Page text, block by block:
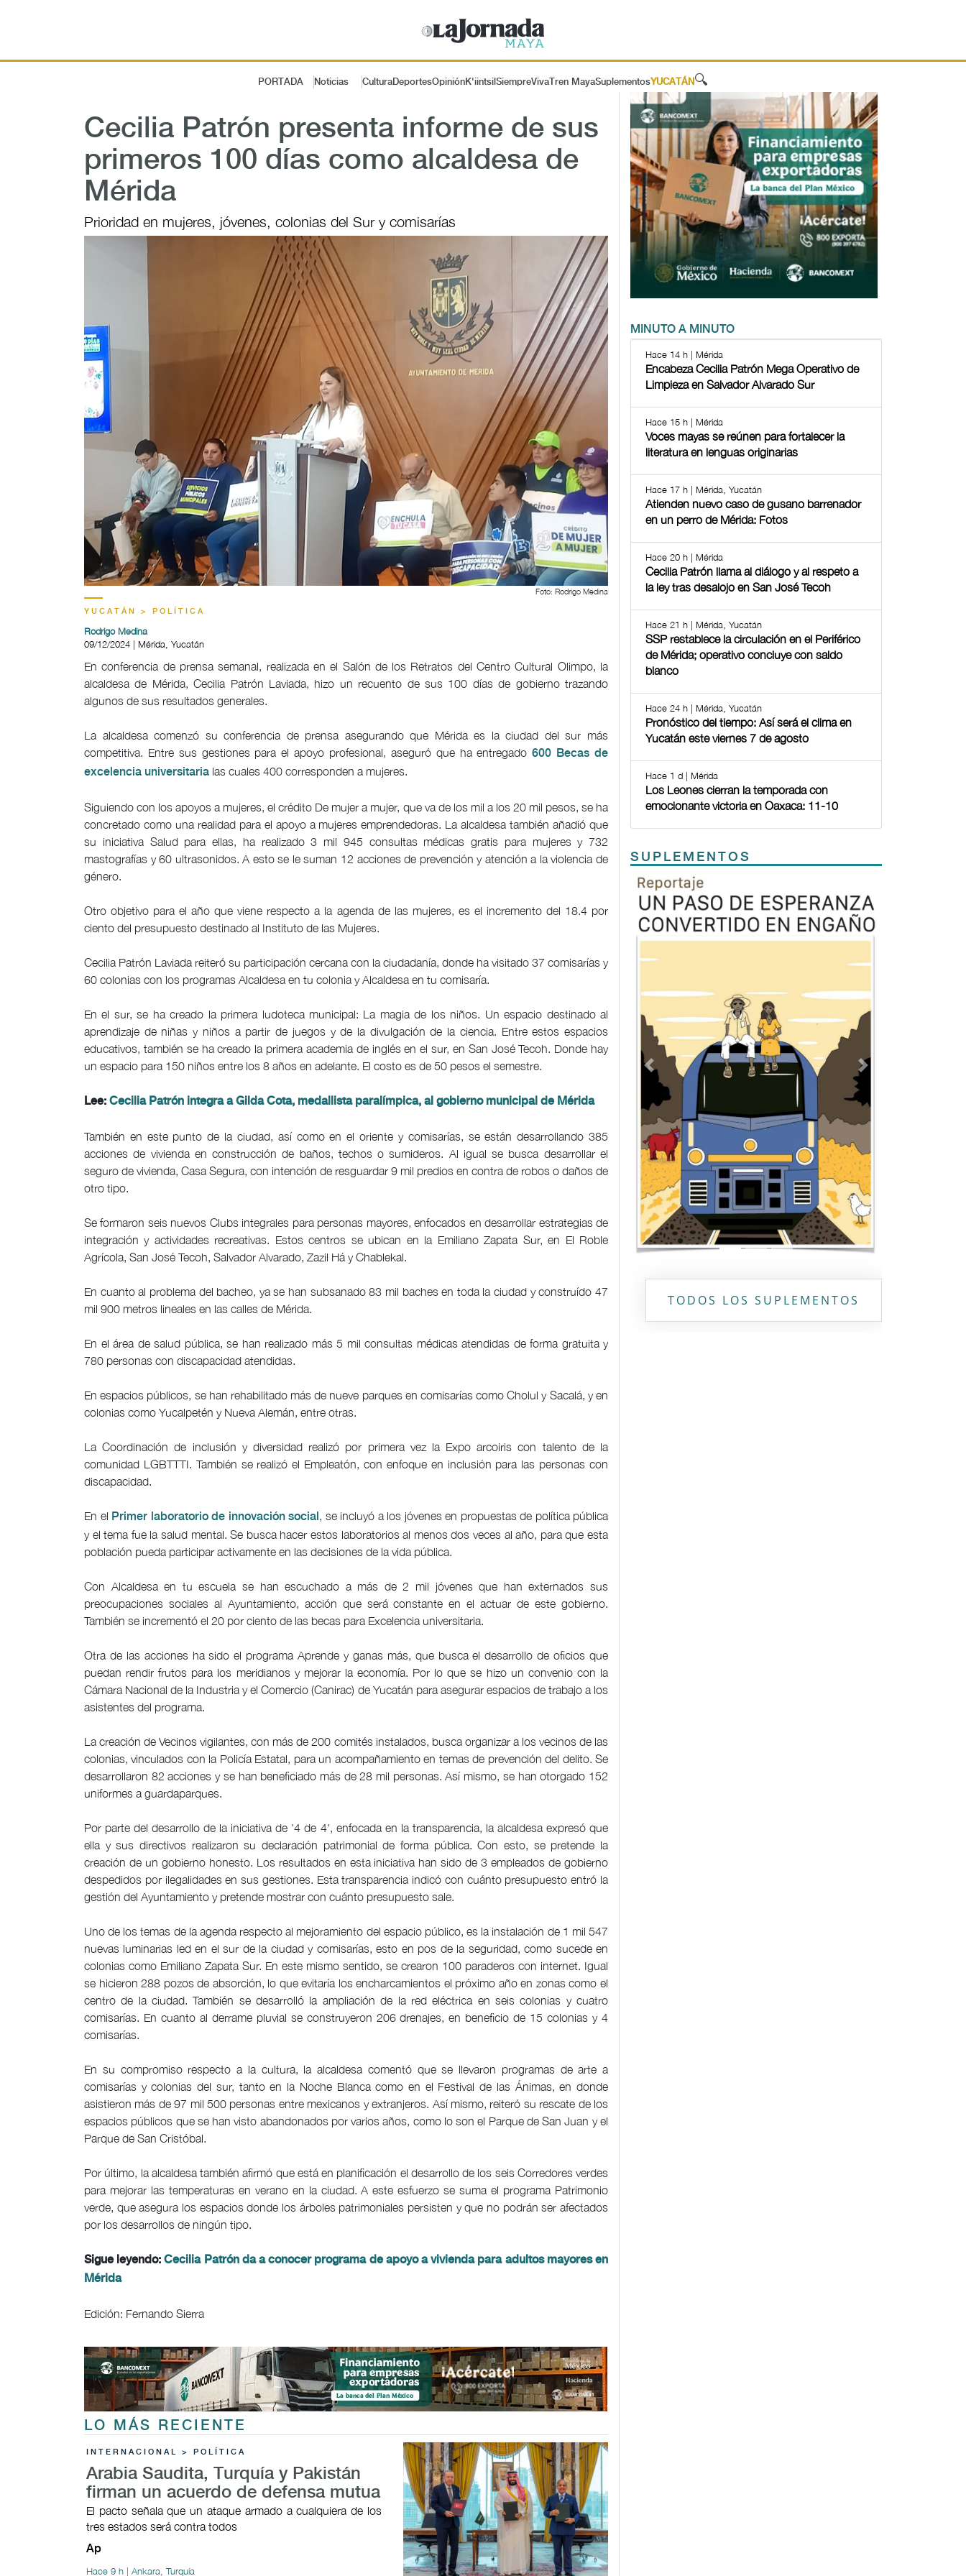
PORTADA Noticias CulturaDeportesOpiniónK'iintsil SiempreViva Tren MayaSuplementosYUCATÁN 🔍
Cecilia Patrón presenta informe de sus
primeros 100 días como alcaldesa de
Mérida
Prioridad en mujeres, jóvenes, colonias del Sur y comisarías
Foto: Rodrigo Medina
YUCATÁN > POLÍTICA
Rodrigo Medina
09/12/2024 | Mérida, Yucatán
En conferencia de prensa semanal, realizada en el Salón de los Retratos del Centro Cultural Olimpo, la
alcaldesa de Mérida, Cecilia Patrón Laviada, hizo un recuento de sus 100 días de gobierno trazando
algunos de sus resultados generales.
La alcaldesa comenzó su conferencia de prensa asegurando que Mérida es la ciudad del sur más
competitiva. Entre sus gestiones para el apoyo profesional, aseguró que ha entregado600 Becas de
excelencia universitaria las cuales 400 corresponden a mujeres.
Siguiendo con los apoyos a mujeres, el crédito De mujer a mujer, que va de los mil a los 20 mil pesos, se ha
concretado como una realidad para el apoyo a mujeres emprendedoras. La alcaldesa también añadió que
su iniciativa Salud para ellas, ha realizado 3 mil 945 consultas médicas gratis para mujeres y 732
mastografías y 60 ultrasonidos. A esto se le suman 12 acciones de prevención y atención a la violencia de
género.
Otro objetivo para el año que viene respecto a la agenda de las mujeres, es el incremento del 18.4 por
ciento del presupuesto destinado al Instituto de las Mujeres.
Cecilia Patrón Laviada reiteró su participación cercana con la ciudadanía, donde ha visitado 37 comisarías y
60 colonias con los programas Alcaldesa en tu colonia y Alcaldesa en tu comisaría.
En el sur, se ha creado la primera ludoteca municipal: La magia de los niños. Un espacio destinado al
aprendizaje de niñas y niños a partir de juegos y de la divulgación de la ciencia. Entre estos espacios
educativos, también se ha creado la primera academia de inglés en el sur, en San José Tecoh. Donde hay
un espacio para 150 niños entre los 8 años en adelante. El costo es de 50 pesos el semestre.
Lee: Cecilia Patrón integra a Gilda Cota, medallista paralímpica, al gobierno municipal de Mérida
También en este punto de la ciudad, así como en el oriente y comisarías, se están desarrollando 385
acciones de vivienda en construcción de baños, techos o sumideros. Al igual se busca desarrollar el
seguro de vivienda, Casa Segura, con intención de resguardar 9 mil predios en contra de robos o daños de
otro tipo.
Se formaron seis nuevos Clubs integrales para personas mayores, enfocados en desarrollar estrategias de
integración y actividades recreativas. Estos centros se ubican en la Emiliano Zapata Sur, en El Roble
Agrícola, San José Tecoh, Salvador Alvarado, Zazil Há y Chablekal.
En cuanto al problema del bacheo, ya se han subsanado 83 mil baches en toda la ciudad y construído 47
mil 900 metros lineales en las calles de Mérida.
En el área de salud pública, se han realizado más 5 mil consultas médicas atendidas de forma gratuita y
780 personas con discapacidad atendidas.
En espacios públicos, se han rehabilitado más de nueve parques en comisarías como Cholul y Sacalá, y en
colonias como Yucalpetén y Nueva Alemán, entre otras.
La Coordinación de inclusión y diversidad realizó por primera vez la Expo arcoiris con talento de la
comunidad LGBTTTI. También se realizó el Empleatón, con enfoque en inclusión para las personas con
discapacidad.
En el Primer laboratorio de innovación social , se incluyó a los jóvenes en propuestas de política pública
y el tema fue la salud mental. Se busca hacer estos laboratorios al menos dos veces al año, para que esta
población pueda participar activamente en las decisiones de la vida pública.
Con Alcaldesa en tu escuela se han escuchado a más de 2 mil jóvenes que han externados sus
preocupaciones sociales al Ayuntamiento, acción que será constante en el actuar de este gobierno.
También se incrementó el 20 por ciento de las becas para Excelencia universitaria.
Otra de las acciones ha sido el programa Aprende y ganas más, que busca el desarrollo de oficios que
puedan rendir frutos para los meridianos y mejorar la economía. Por lo que se hizo un convenio con la
Cámara Nacional de la Industria y el Comercio (Canirac) de Yucatán para asegurar espacios de trabajo a los
asistentes del programa.
La creación de Vecinos vigilantes, con más de 200 comités instalados, busca organizar a los vecinos de las
colonias, vinculados con la Policía Estatal, para un acompañamiento en temas de prevención del delito. Se
desarrollaron 82 acciones y se han beneficiado más de 28 mil personas. Así mismo, se han otorgado 152
uniformes a guardaparques.
Por parte del desarrollo de la iniciativa de '4 de 4', enfocada en la transparencia, la alcaldesa expresó que
ella y sus directivos realizaron su declaración patrimonial de forma pública. Con esto, se pretende la
creación de un gobierno honesto. Los resultados en esta iniciativa han sido de 3 empleados de gobierno
despedidos por ilegalidades en sus gestiones. Esta transparencia indicó con cuánto presupuesto entró la
gestión del Ayuntamiento y pretende mostrar con cuánto presupuesto sale.
Uno de los temas de la agenda respecto al mejoramiento del espacio público, es la instalación de 1 mil 547
nuevas luminarias led en el sur de la ciudad y comisarías, esto en pos de la seguridad, como sucede en
colonias como Emiliano Zapata Sur. En este mismo sentido, se crearon 100 paraderos con internet. Igual
se hicieron 288 pozos de absorción, lo que evitaría los encharcamientos el próximo año en zonas como el
centro de la ciudad. También se desarrolló la ampliación de la red eléctrica en seis colonias y cuatro
comisarías. En cuanto al derrame pluvial se construyeron 206 drenajes, en beneficio de 15 colonias y 4
comisarías.
En su compromiso respecto a la cultura, la alcaldesa comentó que se llevaron programas de arte a
comisarías y colonias del sur, tanto en la Noche Blanca como en el Festival de las Ánimas, en donde
asistieron más de 97 mil 500 personas entre mexicanos y extranjeros. Así mismo, reiteró su rescate de los
espacios públicos que se han visto abandonados por varios años, como lo son el Parque de San Juan y el
Parque de San Cristóbal.
Por último, la alcaldesa también afirmó que está en planificación el desarrollo de los seis Corredores verdes
para mejorar las temperaturas en verano en la ciudad. A este esfuerzo se suma el programa Patrimonio
verde, que asegura los espacios donde los árboles patrimoniales persisten y que no podrán ser afectados
por los desarrollos de ningún tipo.
Sigue leyendo:Cecilia Patrón da a conocer programa de apoyo a vivienda para adultos mayores en
Mérida
Edición: Fernando Sierra
LO MÁS RECIENTE
INTERNACIONAL > POLÍTICA
Arabia Saudita, Turquía y Pakistán
firman un acuerdo de defensa mutua
El pacto señala que un ataque armado a cualquiera de los
tres estados será contra todos
Ap
Hace 9 h | Ankara, Turquía
MINUTO A MINUTO
Hace 14 h | Mérida
Encabeza Cecilia Patrón Mega Operativo de
Limpieza en Salvador Alvarado Sur
Hace 15 h | Mérida
Voces mayas se reúnen para fortalecer la
literatura en lenguas originarias
Hace 17 h | Mérida, Yucatán
Atienden nuevo caso de gusano barrenador
en un perro de Mérida: Fotos
Hace 20 h | Mérida
Cecilia Patrón llama al diálogo y al respeto a
la ley tras desalojo en San José Tecoh
Hace 21 h | Mérida, Yucatán
SSP restablece la circulación en el Periférico
de Mérida; operativo concluye con saldo
blanco
Hace 24 h | Mérida, Yucatán
Pronóstico del tiempo: Así será el clima en
Yucatán este viernes 7 de agosto
Hace 1 d | Mérida
Los Leones cierran la temporada con
emocionante victoria en Oaxaca: 11-10
SUPLEMENTOS
Previous
TODOS LOS SUPLEMENTOS